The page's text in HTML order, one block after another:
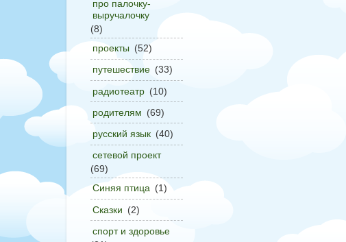
про палочку-
выручалочку
(8)
проекты (52)
путешествие (33)
радиотеатр (10)
родителям (69)
русский язык (40)
сетевой проект
(69)
Синяя птица (1)
Сказки (2)
спорт и здоровье